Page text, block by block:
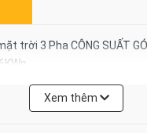
trời 3 Pha CÔNG SUẤT
Xem thêm